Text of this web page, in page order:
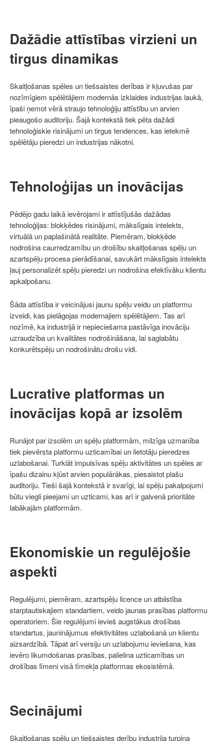
Dažādie attīstības virzieni un
tirgus dinamikas
Skaitļošanas spēles un tiešsaistes derības ir kļuvušas par
nozīmīgiem spēlētājiem modernās izklaides industrijas laukā,
īpaši ņemot vērā straujo tehnoloģiju attīstību un arvien
pieaugošo auditoriju. Šajā kontekstā tiek pēta dažādi
tehnoloģiskie risinājumi un tirgus tendences, kas ietekmē
spēlētāju pieredzi un industrijas nākotni.
Tehnoloģijas un inovācijas
Pēdējo gadu laikā ievērojami ir attīstījušās dažādas
tehnoloģijas: blokķēdes risinājumi, mākslīgais intelekts,
virtuālā un paplašinātā realitāte. Piemēram, blokķēde
nodrošina caurredzamību un drošību skaitļošanas spēļu un
azartspēļu procesa pierādīšanai, savukārt mākslīgais intelekts
ļauj personalizēt spēļu pieredzi un nodrošina efektīvāku klientu
apkalpošanu.
Šāda attīstība ir veicinājusi jaunu spēļu veidu un platformu
izveidi, kas pielāgojas modernajiem spēlētājiem. Tas arī
nozīmē, ka industrijā ir nepieciešama pastāvīga inovāciju
uzraudzība un kvalitātes nodrošināšana, lai saglabātu
konkurētspēju un nodrošinātu drošu vidi.
Lucrative platformas un
inovācijas kopā ar izsolēm
Runājot par izsolēm un spēļu platformām, milzīga uzmanība
tiek pievērsta platformu uzticamībai un lietotāju pieredzes
uzlabošanai. Turklāt impulsīvas spēļu aktivitātes un spēles ar
īpašu dizainu kļūst arvien populārākas, piesaistot plašu
auditoriju. Tieši šajā kontekstā ir svarīgi, lai spēļu pakalpojumi
būtu viegli pieejami un uzticami, kas arī ir galvenā prioritāte
labākajām platformām.
Ekonomiskie un regulējošie
aspekti
Regulējumi, piemēram, azartspēļu licence un atbilstība
starptautiskajiem standartiem, veido jaunas prasības platformu
operatoriem. Šie regulējumi ievieš augstākus drošības
standartus, jauninājumus efektivitātes uzlabošanā un klientu
aizsardzībā. Tāpat arī versiju un uzlabojumu ieviešana, kas
ievēro likumdošanas prasības, palielina uzticamības un
drošības līmeni visā tīmekļa platformas ekosistēmā.
Secinājumi
Skaitļošanas spēļu un tiešsaistes derību industrija turpina